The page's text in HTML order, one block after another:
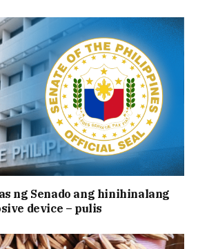
ng Senado ang hinihinalang
device – pulis